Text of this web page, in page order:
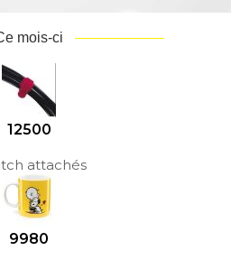
mois-ci
12500
attachés
9980